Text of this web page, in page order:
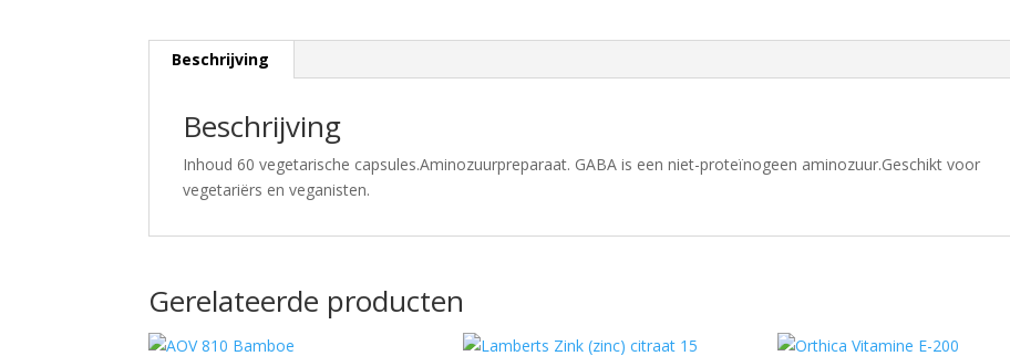
Beschrijving
Beschrijving
Inhoud 60 vegetarische capsules.Aminozuurpreparaat. GABA is een niet-proteïnogeen aminozuur.Geschikt voor
vegetariërs en veganisten.
Gerelateerde producten